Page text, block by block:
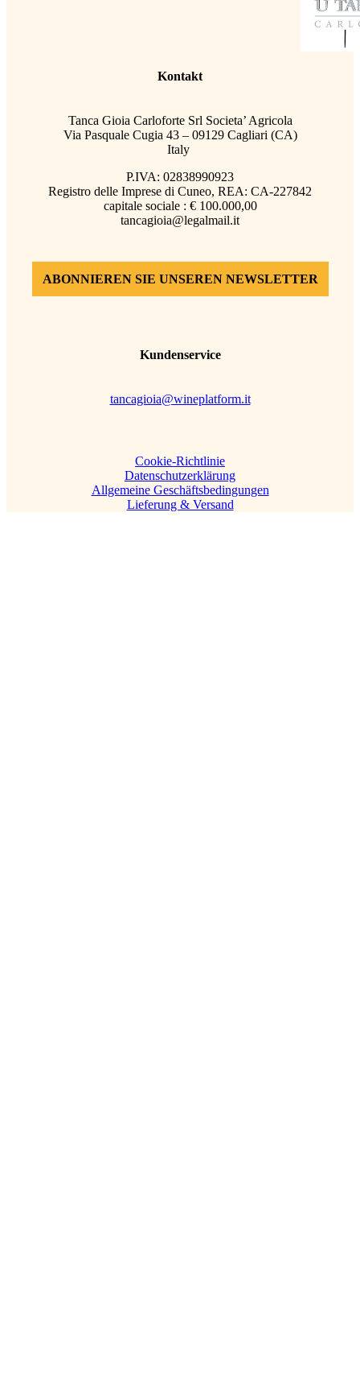
Kontakt
Tanca Gioia Carloforte Srl Societa’ Agricola
Via Pasquale Cugia 43 – 09129 Cagliari (CA)
Italy
P.IVA: 02838990923
Registro delle Imprese di Cuneo, REA: CA-227842
capitale sociale : € 100.000,00
tancagioia@legalmail.it
ABONNIEREN SIE UNSEREN NEWSLETTER
Kundenservice
tancagioia@wineplatform.it
Cookie-Richtlinie
Datenschutzerklärung
Allgemeine Geschäftsbedingungen
Lieferung & Versand